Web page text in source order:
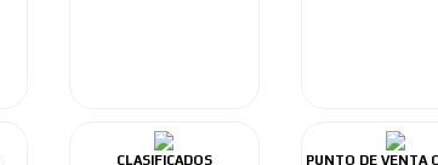
CLASIFICADOS PUNTO DE VENTA